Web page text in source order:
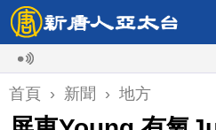
颱風
首頁 › 新聞 › 地方